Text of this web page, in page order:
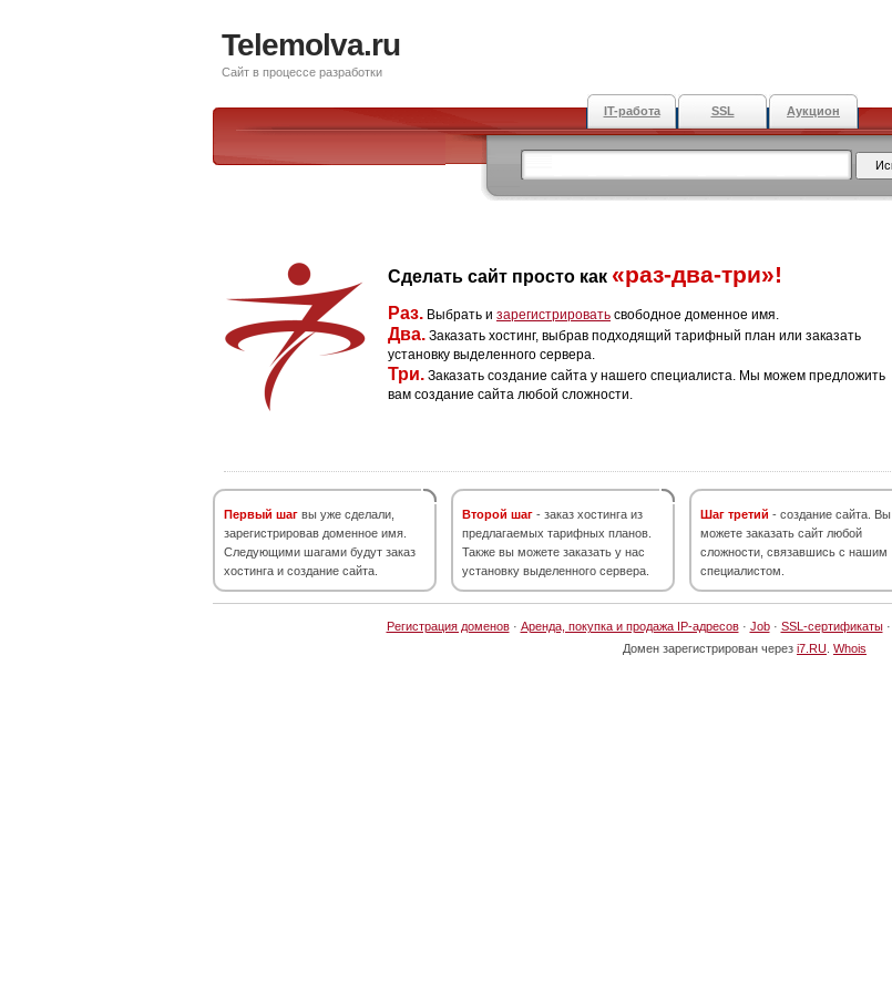
Telemolva.ru
Сайт в процессе разработки
IT-работа SSL Аукцион
Сделать сайт просто как «раз-два-три»!
Раз. Выбрать и зарегистрировать свободное доменное имя.
Два. Заказать хостинг, выбрав подходящий тарифный план или заказать
установку выделенного сервера.
Три. Заказать создание сайта у нашего специалиста. Мы можем предложить
вам создание сайта любой сложности.
Первый шаг вы уже сделали,
зарегистрировав доменное имя.
Следующими шагами будут заказ
хостинга и создание сайта.
Второй шаг - заказ хостинга из
предлагаемых тарифных планов.
Также вы можете заказать у нас
установку выделенного сервера.
Шаг третий - создание сайта. Вы
можете заказать сайт любой
сложности, связавшись с нашим
специалистом.
Регистрация доменов· Аренда, покупка и продажа IP-адресов· Job· SSL-сертификаты·
Домен зарегистрирован через i7.RU Whois